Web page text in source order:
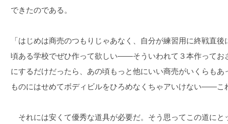
できたのである。
「はじめは商売のつもりじゃあなく、自分が練習用に終戦直
頃ある学校でぜひ作って欲しい――そういわれて３本作ってお
にするだけだったら、あの頃もっと他にいい商売がいくらも
ものにはせめてボディビルをひろめなくちゃアいけない――こ
それには安くて優秀な道具が必要だ。そう思ってこの道にと